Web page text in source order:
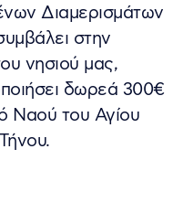
Διαμερισμάτων
στην
νησιού μας,
δωρεά 300€
Ναού του Αγίου